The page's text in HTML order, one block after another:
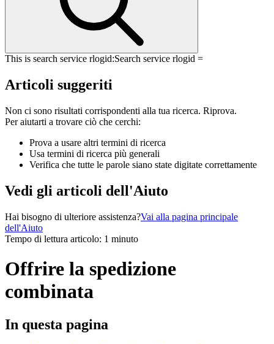
This is search service rlogid:Search service rlogid =
Articoli suggeriti
Non ci sono risultati corrispondenti alla tua ricerca. Riprova.
Per aiutarti a trovare ciò che cerchi:
Prova a usare altri termini di ricerca
Usa termini di ricerca più generali
Verifica che tutte le parole siano state digitate correttamente
Vedi gli articoli dell'Aiuto
Hai bisogno di ulteriore assistenza?Vai alla pagina principale
dell'Aiuto
Tempo di lettura articolo: 1 minuto
Offrire la spedizione
combinata
In questa pagina